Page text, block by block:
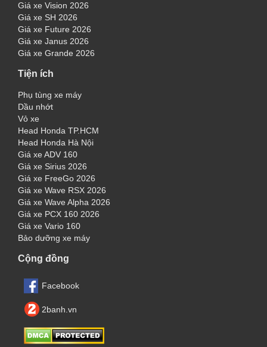
Giá xe Vision 2026
Giá xe SH 2026
Giá xe Future 2026
Giá xe Janus 2026
Giá xe Grande 2026
Tiện ích
Phụ tùng xe máy
Dầu nhớt
Vỏ xe
Head Honda TP.HCM
Head Honda Hà Nội
Giá xe ADV 160
Giá xe Sirius 2026
Giá xe FreeGo 2026
Giá xe Wave RSX 2026
Giá xe Wave Alpha 2026
Giá xe PCX 160 2026
Giá xe Vario 160
Bảo dưỡng xe máy
Cộng đồng
Facebook
2banh.vn